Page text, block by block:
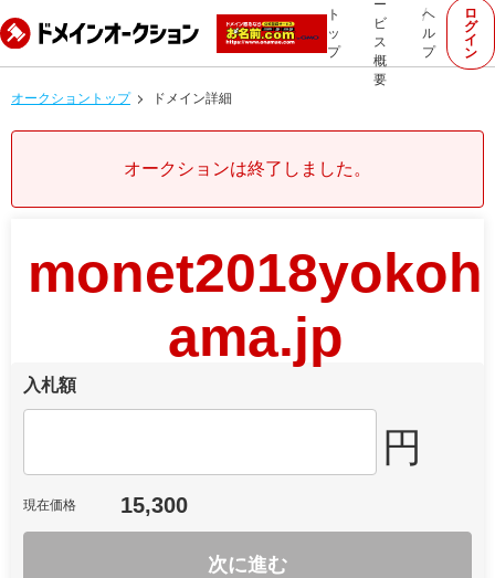
ト
ッ
プ
ー
ビ
ス
概
要
ヘ
ル
プ
ロ
グ
イ
ン
オークショントップ ドメイン詳細
オークションは終了しました。
monet2018yokoh
ama.jp
入札額
円
現在価格 15,300
次に進む